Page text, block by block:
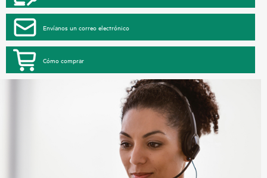
Envíanos un correo electrónico
Cómo comprar